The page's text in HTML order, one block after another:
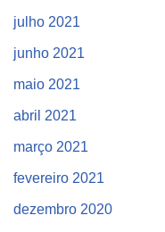
julho 2021
junho 2021
maio 2021
abril 2021
março 2021
fevereiro 2021
dezembro 2020